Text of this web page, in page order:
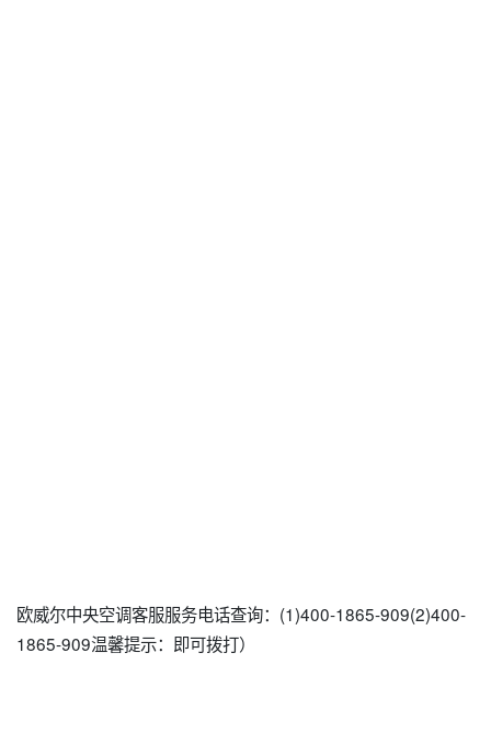
欧威尔中央空调客服服务电话查询：(1)400-1865-909(2)400-
1865-909温馨提示：即可拨打）